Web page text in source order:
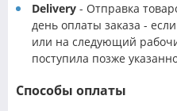
Delivery - Отправка
день оплаты заказа -
или на следующий
поступила позже
Способы оплаты